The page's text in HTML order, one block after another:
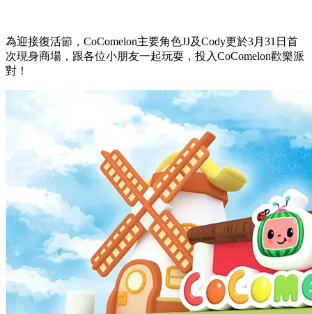
為迎接復活節，CoComelon主要角色JJ及Cody更於3月31日首
次現身商場，跟各位小朋友一起玩耍，投入CoComelon歡樂派
對！